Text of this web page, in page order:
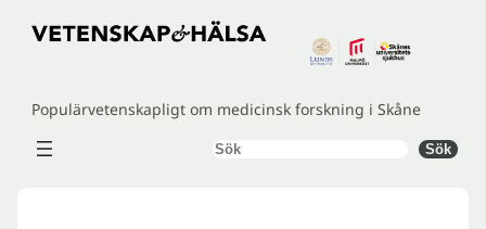
Hoppa
Populärvetenskapligt om medicinsk forskning i Skåne
Sök Sök